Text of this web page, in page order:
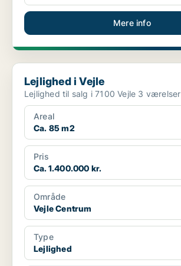
Mere info
Lejlighed i Vejle
Lejlighed i Vejle
Lejlighed til salg i 7100 Vejle 3 værelser
Areal
Ca. 85 m2
Pris
Ca. 1.400.000 kr.
Område
Vejle Centrum
Type
Lejlighed